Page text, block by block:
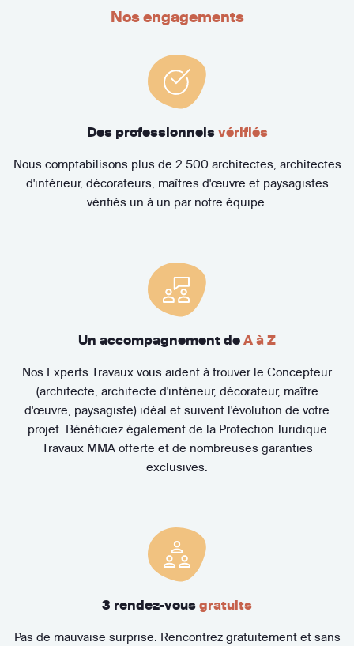
Nos engagements
Des professionnels vérifiés
Nous comptabilisons plus de 2 500 architectes, architectes
d'intérieur, décorateurs, maîtres d'œuvre et paysagistes
vérifiés un à un par notre équipe.
Un accompagnement de A à Z
Nos Experts Travaux vous aident à trouver le Concepteur
(architecte, architecte d'intérieur, décorateur, maître
d'œuvre, paysagiste) idéal et suivent l'évolution de votre
projet. Bénéficiez également de la Protection Juridique
Travaux MMA offerte et de nombreuses garanties
exclusives.
3 rendez-vous gratuits
Pas de mauvaise surprise. Rencontrez gratuitement et sans